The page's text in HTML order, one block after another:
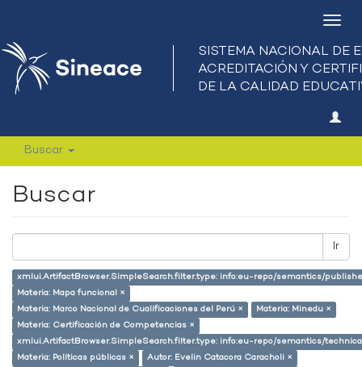
Buscar
Buscar
Ir
xmlui.ArtifactBrowser.SimpleSearch.filter.type: info:eu-repo/semantics/
Materia: Mapa funcional ×
Materia: Marco Nacional de Cualificaciones del Perú ×
Materia: Minedu ×
Materia: Certificación de Competencias ×
xmlui.ArtifactBrowser.SimpleSearch.filter.type: info:eu-repo/semantics/
Materia: Políticas públicas ×
Autor: Evelin Catacora Caracholi ×